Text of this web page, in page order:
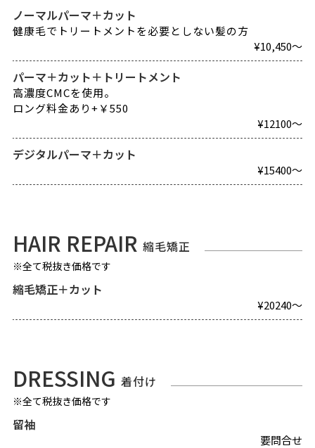
ノーマルパーマ＋カット
健康毛でトリートメントを必要としない髪の方
¥10,450～
パーマ＋カット＋トリートメント
高濃度CMCを使用。
ロング料金あり+￥550
¥12100～
デジタルパーマ＋カット
¥15400～
HAIR REPAIR 縮毛矯正
※全て税抜き価格です
縮毛矯正＋カット
¥20240～
DRESSING 着付け
※全て税抜き価格です
留袖
要問合せ